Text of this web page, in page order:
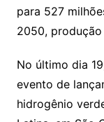
para 527
2050,
No último dia
evento de
hidrogênio